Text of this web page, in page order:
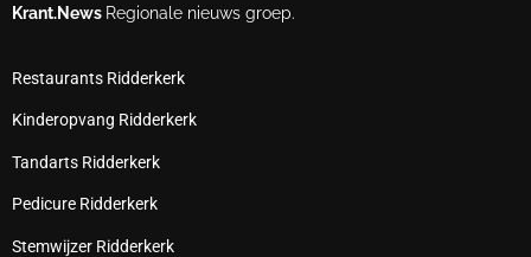
Krant.News Regionale nieuws groep.
Restaurants Ridderkerk
Kinderopvang Ridderkerk
Tandarts Ridderkerk
Pedicure Ridderkerk
Stemwijzer Ridderkerk